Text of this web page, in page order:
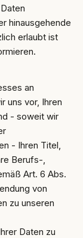
hinausgehende
erlaubt ist
an
uns vor, Ihren
- soweit wir
- Ihren Titel,
Berufs-,
Art. 6 Abs.
von
zu unseren
Daten zu